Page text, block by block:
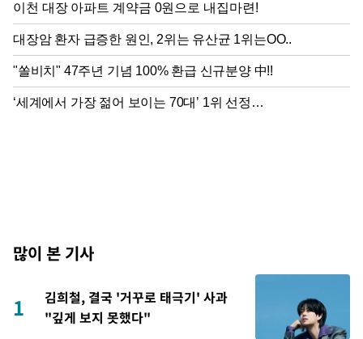
많이 본 기사
1
김희철, 결국 '거꾸로 태극기' 사과
"깊게 보지 못했다"